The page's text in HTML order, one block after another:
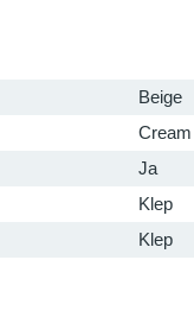
Beige
Cream
Ja
Klep
Klep